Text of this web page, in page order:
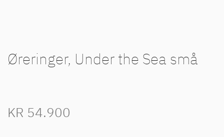
Øreringer, Under the Sea små
KR 54.900